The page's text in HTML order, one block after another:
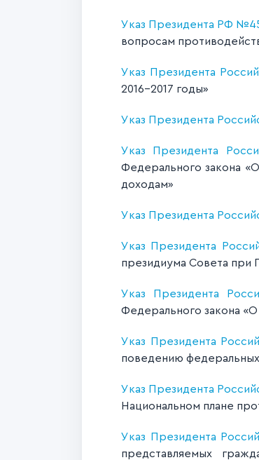
Указ Президента РФ
вопросам
Указ Президента
2016-2017 годы»
Указ Президента
Указ Президента
Федерального закона
доходам»
Указ Президента
Указ Президента
президиума Совета при
Указ Президента
Федерального закона
Указ Президента
поведению
Указ Президента
Национальном плане
Указ Президента
представляемых